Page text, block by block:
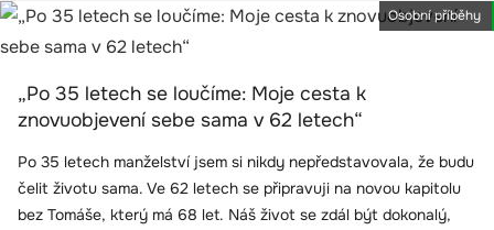
Osobní příběhy
„Po 35 letech se loučíme: Moje cesta k
znovuobjevení sebe sama v 62 letech“
Po 35 letech manželství jsem si nikdy nepředstavovala, že budu
čelit životu sama. Ve 62 letech se připravuji na novou kapitolu
bez Tomáše, který má 68 let. Náš život se zdál být dokonalý,